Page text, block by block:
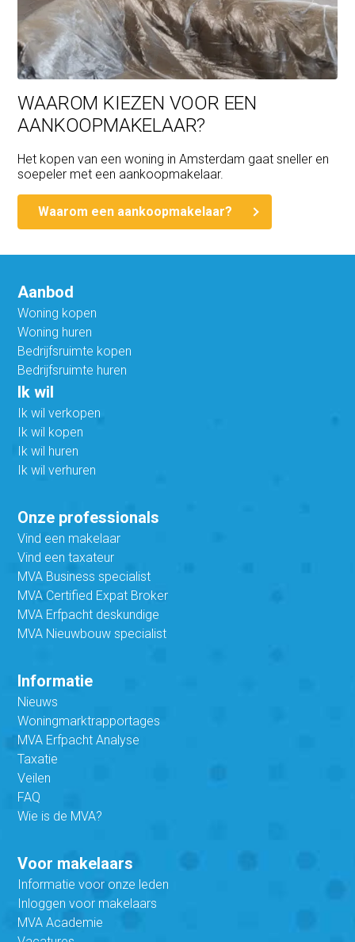
WAAROM KIEZEN VOOR EEN
AANKOOPMAKELAAR?
Het kopen van een woning in Amsterdam gaat sneller en
soepeler met een aankoopmakelaar.
Waarom een aankoopmakelaar?
Aanbod
Woning kopen
Woning huren
Bedrijfsruimte kopen
Bedrijfsruimte huren
Ik wil
Ik wil verkopen
Ik wil kopen
Ik wil huren
Ik wil verhuren
Onze professionals
Vind een makelaar
Vind een taxateur
MVA Business specialist
MVA Certified Expat Broker
MVA Erfpacht deskundige
MVA Nieuwbouw specialist
Informatie
Nieuws
Woningmarktrapportages
MVA Erfpacht Analyse
Taxatie
Veilen
FAQ
Wie is de MVA?
Voor makelaars
Informatie voor onze leden
Inloggen voor makelaars
MVA Academie